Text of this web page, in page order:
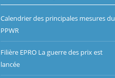
Calendrier des principales mesures du
PPWR
Filière EPRO La guerre des prix est
lancée